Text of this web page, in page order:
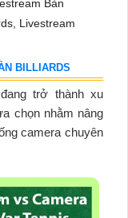
BILLIARDS
trở thành xu
chọn nhằm nâng
camera chuyên